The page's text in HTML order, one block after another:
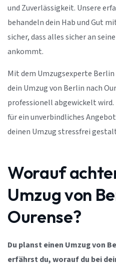
und Zuverlässigkeit. Unsere
behandeln dein Hab und Gut
sicher, dass alles sicher an
ankommt.
Mit dem Umzugsexperte Berlin
dein Umzug von Berlin nach
professionell abgewickelt wird.
für ein unverbindliches
deinen Umzug stressfrei
Worauf
Umzug von
Ourense?
Du planst einen Umzug von
erfährst du, worauf du bei